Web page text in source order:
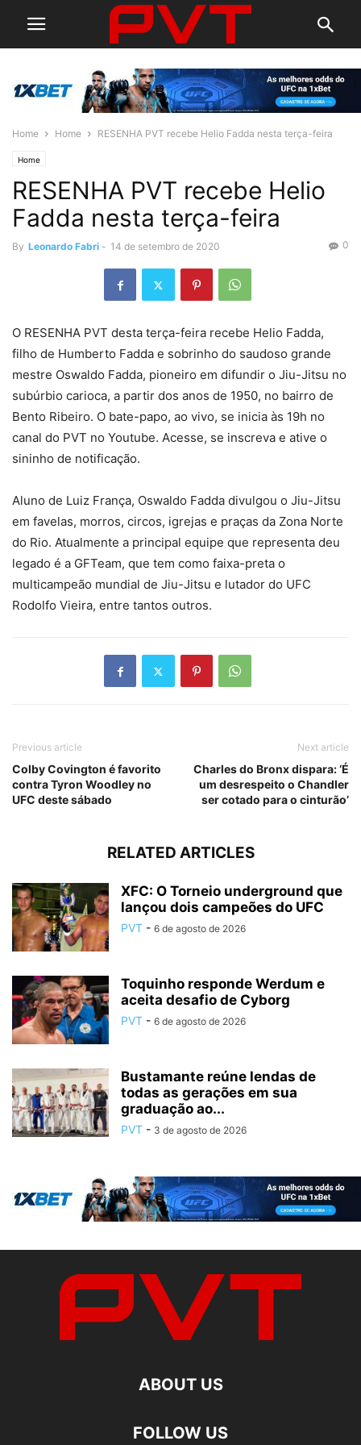
Home Home RESENHA PVT recebe Helio Fadda nesta terça-feira
Home
RESENHA PVT recebe Helio
Fadda nesta terça-feira
By Leonardo Fabri - 14 de setembro de 2020 0
O RESENHA PVT desta terça-feira recebe Helio Fadda,
filho de Humberto Fadda e sobrinho do saudoso grande
mestre Oswaldo Fadda, pioneiro em difundir o Jiu-Jitsu no
subúrbio carioca, a partir dos anos de 1950, no bairro de
Bento Ribeiro. O bate-papo, ao vivo, se inicia às 19h no
canal do PVT no Youtube. Acesse, se inscreva e ative o
sininho de notificação.
Aluno de Luiz França, Oswaldo Fadda divulgou o Jiu-Jitsu
em favelas, morros, circos, igrejas e praças da Zona Norte
do Rio. Atualmente a principal equipe que representa deu
legado é a GFTeam, que tem como faixa-preta o
multicampeão mundial de Jiu-Jitsu e lutador do UFC
Rodolfo Vieira, entre tantos outros.
Previous article
Colby Covington é favorito
contra Tyron Woodley no
UFC deste sábado
Next article
Charles do Bronx dispara: ‘É
um desrespeito o Chandler
ser cotado para o cinturão’
RELATED ARTICLES
XFC: O Torneio underground que
lançou dois campeões do UFC
PVT - 6 de agosto de 2026
Toquinho responde Werdum e
aceita desafio de Cyborg
PVT - 6 de agosto de 2026
Bustamante reúne lendas de
todas as gerações em sua
graduação ao...
PVT - 3 de agosto de 2026
ABOUT US
FOLLOW US